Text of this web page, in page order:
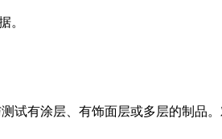
。
试有涂层、有饰面层或多层的制品